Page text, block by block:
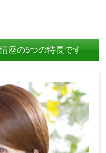
座の5つの特長です